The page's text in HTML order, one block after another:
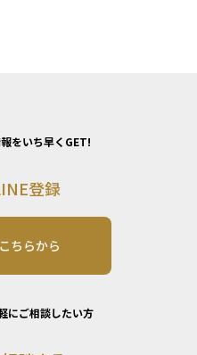
をいち早くGET!
登録
ちらから
にご相談したい方